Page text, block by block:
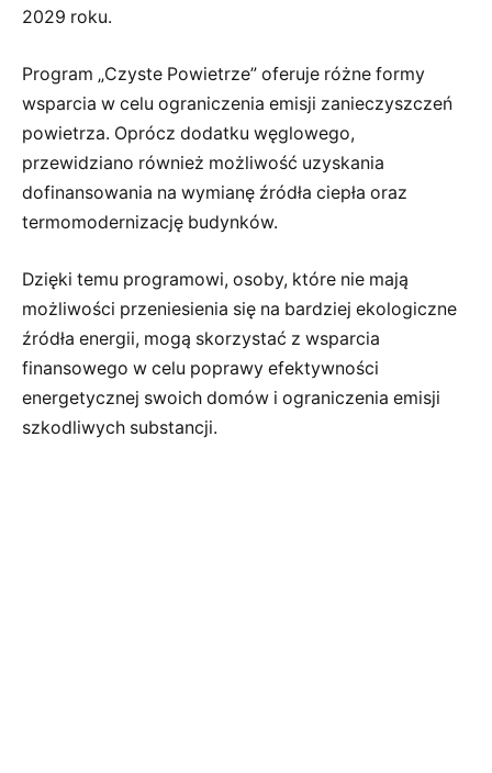
2029 roku.
Program „Czyste Powietrze” oferuje różne formy
wsparcia w celu ograniczenia emisji zanieczyszczeń
powietrza. Oprócz dodatku węglowego,
przewidziano również możliwość uzyskania
dofinansowania na wymianę źródła ciepła oraz
termomodernizację budynków.
Dzięki temu programowi, osoby, które nie mają
możliwości przeniesienia się na bardziej ekologiczne
źródła energii, mogą skorzystać z wsparcia
finansowego w celu poprawy efektywności
energetycznej swoich domów i ograniczenia emisji
szkodliwych substancji.